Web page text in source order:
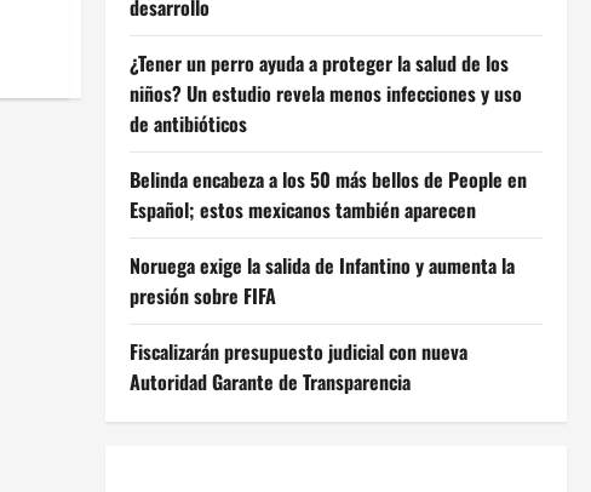
desarrollo
¿Tener un perro ayuda a proteger la salud de los
niños? Un estudio revela menos infecciones y uso
de antibióticos
Belinda encabeza a los 50 más bellos de People en
Español; estos mexicanos también aparecen
Noruega exige la salida de Infantino y aumenta la
presión sobre FIFA
Fiscalizarán presupuesto judicial con nueva
Autoridad Garante de Transparencia